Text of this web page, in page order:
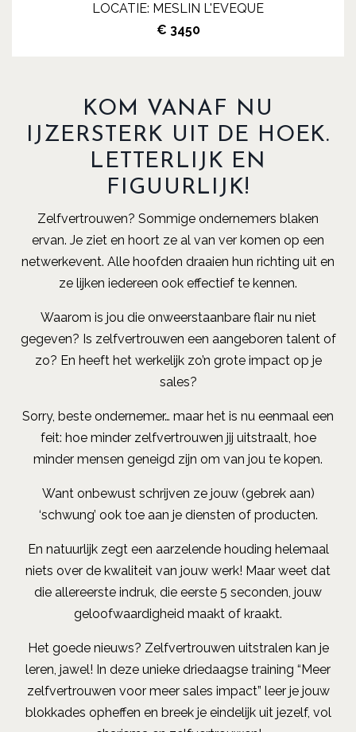
LOCATIE: MESLIN L'EVEQUE
€ 3450
KOM VANAF NU
IJZERSTERK UIT DE HOEK.
LETTERLIJK EN
FIGUURLIJK!
Zelfvertrouwen? Sommige ondernemers blaken
ervan. Je ziet en hoort ze al van ver komen op een
netwerkevent. Alle hoofden draaien hun richting uit en
ze lijken iedereen ook effectief te kennen.
Waarom is jou die onweerstaanbare flair nu niet
gegeven? Is zelfvertrouwen een aangeboren talent of
zo? En heeft het werkelijk zo’n grote impact op je
sales?
Sorry, beste ondernemer… maar het is nu eenmaal een
feit: hoe minder zelfvertrouwen jij uitstraalt, hoe
minder mensen geneigd zijn om van jou te kopen.
Want onbewust schrijven ze jouw (gebrek aan)
‘schwung’ ook toe aan je diensten of producten.
En natuurlijk zegt een aarzelende houding helemaal
niets over de kwaliteit van jouw werk! Maar weet dat
die allereerste indruk, die eerste 5 seconden, jouw
geloofwaardigheid maakt of kraakt.
Het goede nieuws? Zelfvertrouwen uitstralen kan je
leren, jawel! In deze unieke driedaagse training “Meer
zelfvertrouwen voor meer sales impact” leer je jouw
blokkades opheffen en breek je eindelijk uit jezelf, vol